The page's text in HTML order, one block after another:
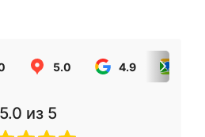
5.0 4.9
5.0 из 5